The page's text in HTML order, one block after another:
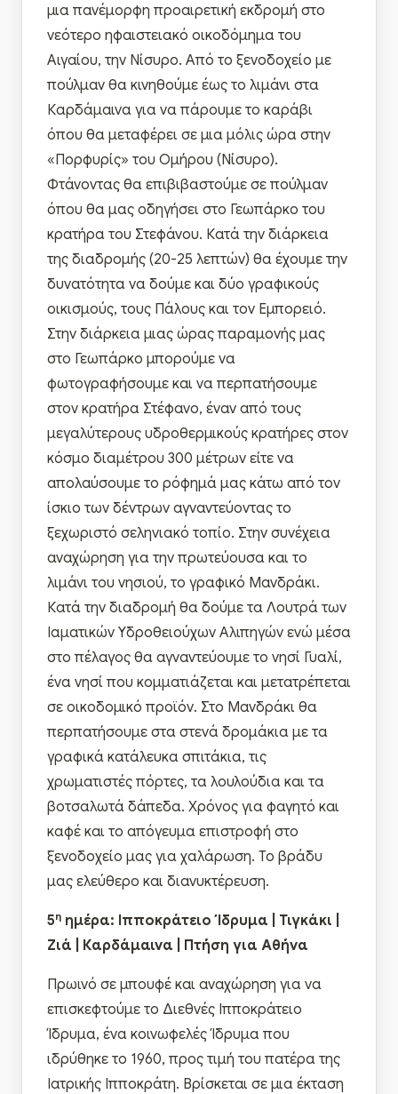
μια πανέμορφη προαιρετική εκδρομή στο
νεότερο ηφαιστειακό οικοδόμημα του
Αιγαίου, την Νίσυρο. Από το ξενοδοχείο με
πούλμαν θα κινηθούμε έως το λιμάνι στα
Καρδάμαινα για να πάρουμε το καράβι
όπου θα μεταφέρει σε μια μόλις ώρα στην
«Πορφυρίς» του Ομήρου (Νίσυρο).
Φτάνοντας θα επιβιβαστούμε σε πούλμαν
όπου θα μας οδηγήσει στο Γεωπάρκο του
κρατήρα του Στεφάνου. Κατά την διάρκεια
της διαδρομής (20-25 λεπτών) θα έχουμε την
δυνατότητα να δούμε και δύο γραφικούς
οικισμούς, τους Πάλους και τον Εμπορειό.
Στην διάρκεια μιας ώρας παραμονής μας
στο Γεωπάρκο μπορούμε να
φωτογραφήσουμε και να περπατήσουμε
στον κρατήρα Στέφανο, έναν από τους
μεγαλύτερους υδροθερμικούς κρατήρες στον
κόσμο διαμέτρου 300 μέτρων είτε να
απολαύσουμε το ρόφημά μας κάτω από τον
ίσκιο των δέντρων αγναντεύοντας το
ξεχωριστό σεληνιακό τοπίο. Στην συνέχεια
αναχώρηση για την πρωτεύουσα και το
λιμάνι του νησιού, το γραφικό Μανδράκι.
Κατά την διαδρομή θα δούμε τα Λουτρά των
Ιαματικών Υδροθειούχων Αλιπηγών ενώ μέσα
στο πέλαγος θα αγναντεύουμε το νησί Γυαλί,
ένα νησί που κομματιάζεται και μετατρέπεται
σε οικοδομικό προϊόν. Στο Μανδράκι θα
περπατήσουμε στα στενά δρομάκια με τα
γραφικά κατάλευκα σπιτάκια, τις
χρωματιστές πόρτες, τα λουλούδια και τα
βοτσαλωτά δάπεδα. Χρόνος για φαγητό και
καφέ και το απόγευμα επιστροφή στο
ξενοδοχείο μας για χαλάρωση. Το βράδυ
μας ελεύθερο και διανυκτέρευση.
5η ημέρα: Ιπποκράτειο Ίδρυμα | Τιγκάκι |
Ζιά | Καρδάμαινα | Πτήση για Αθήνα
Πρωινό σε μπουφέ και αναχώρηση για να
επισκεφτούμε το Διεθνές Ιπποκράτειο
Ίδρυμα, ένα κοινωφελές Ίδρυμα που
ιδρύθηκε το 1960, προς τιμή του πατέρα της
Ιατρικής Ιπποκράτη. Βρίσκεται σε μια έκταση